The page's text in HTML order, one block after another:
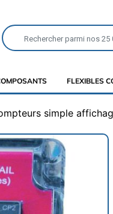
FLEXIBLES
simple